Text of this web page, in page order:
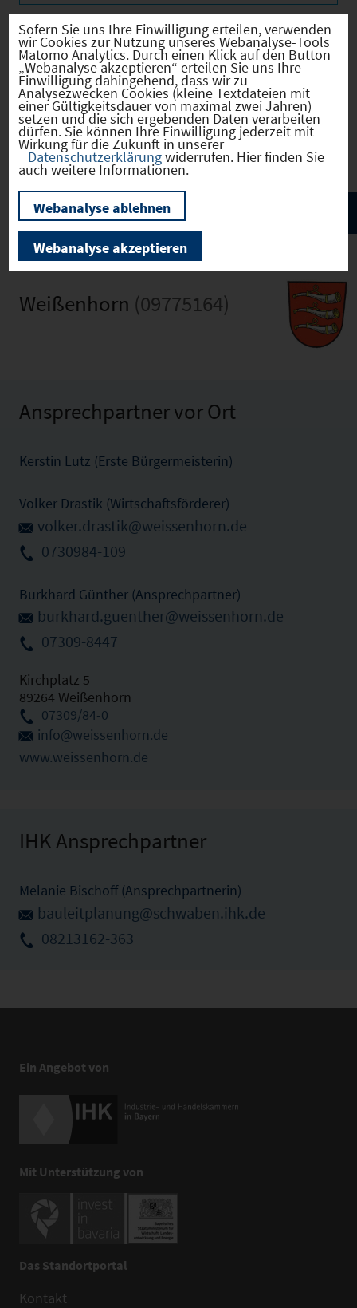
Verkehrsinfrastruktur
Kommunale Infrastruktur
Weißenhorn (09775164)
Ansprechpartner vor Ort
Kerstin Lutz (Erste Bürgermeisterin)
Volker Drastik (Wirtschaftsförderer)
volker.drastik@weissenhorn.de
0730984-109
Burkhard Günther (Ansprechpartner)
burkhard.guenther@weissenhorn.de
07309-8447
Kirchplatz 5
89264 Weißenhorn
07309/84-0
info@weissenhorn.de
www.weissenhorn.de
IHK Ansprechpartner
Melanie Bischoff (Ansprechpartnerin)
bauleitplanung@schwaben.ihk.de
08213162-363
Ein Angebot von
Mit Unterstützung von
Das Standortportal
Kontakt
Sofern Sie uns Ihre Einwilligung erteilen, verwenden
wir Cookies zur Nutzung unseres Webanalyse-Tools
Matomo Analytics. Durch einen Klick auf den Button
„Webanalyse akzeptieren“ erteilen Sie uns Ihre
Einwilligung dahingehend, dass wir zu
Analysezwecken Cookies (kleine Textdateien mit
einer Gültigkeitsdauer von maximal zwei Jahren)
setzen und die sich ergebenden Daten verarbeiten
dürfen. Sie können Ihre Einwilligung jederzeit mit
Wirkung für die Zukunft in unserer
Datenschutzerklärungwiderrufen. Hier finden Sie
auch weitere Informationen.
Webanalyse ablehnen
Webanalyse akzeptieren